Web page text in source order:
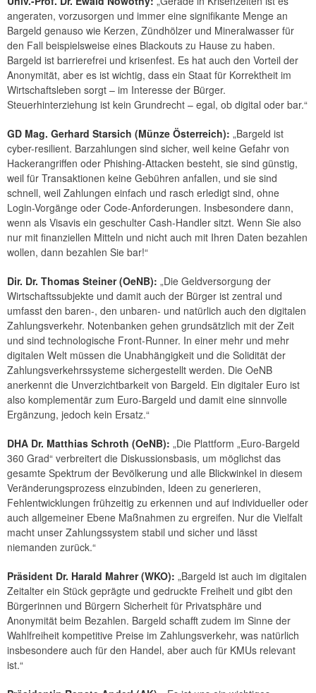
angeraten, vorzusorgen und immer eine signifikante Menge an
Bargeld genauso wie Kerzen, Zündhölzer und Mineralwasser für
den Fall beispielsweise eines Blackouts zu Hause zu haben.
Bargeld ist barrierefrei und krisenfest. Es hat auch den Vorteil der
Anonymität, aber es ist wichtig, dass ein Staat für Korrektheit im
Wirtschaftsleben sorgt – im Interesse der Bürger.
Steuerhinterziehung ist kein Grundrecht – egal, ob digital oder bar.“
GD Mag. Gerhard Starsich (Münze Österreich): „Bargeld ist
cyber-resilient. Barzahlungen sind sicher, weil keine Gefahr von
Hackerangriffen oder Phishing-Attacken besteht, sie sind günstig,
weil für Transaktionen keine Gebühren anfallen, und sie sind
schnell, weil Zahlungen einfach und rasch erledigt sind, ohne
Login-Vorgänge oder Code-Anforderungen. Insbesondere dann,
wenn als Visavis ein geschulter Cash-Handler sitzt. Wenn Sie also
nur mit finanziellen Mitteln und nicht auch mit Ihren Daten bezahlen
wollen, dann bezahlen Sie bar!“
Dir. Dr. Thomas Steiner (OeNB): „Die Geldversorgung der
Wirtschaftssubjekte und damit auch der Bürger ist zentral und
umfasst den baren-, den unbaren- und natürlich auch den digitalen
Zahlungsverkehr. Notenbanken gehen grundsätzlich mit der Zeit
und sind technologische Front-Runner. In einer mehr und mehr
digitalen Welt müssen die Unabhängigkeit und die Solidität der
Zahlungsverkehrssysteme sichergestellt werden. Die OeNB
anerkennt die Unverzichtbarkeit von Bargeld. Ein digitaler Euro ist
also komplementär zum Euro-Bargeld und damit eine sinnvolle
Ergänzung, jedoch kein Ersatz.“
DHA Dr. Matthias Schroth (OeNB): „Die Plattform „Euro-Bargeld
360 Grad“ verbreitert die Diskussionsbasis, um möglichst das
gesamte Spektrum der Bevölkerung und alle Blickwinkel in diesem
Veränderungsprozess einzubinden, Ideen zu generieren,
Fehlentwicklungen frühzeitig zu erkennen und auf individueller oder
auch allgemeiner Ebene Maßnahmen zu ergreifen. Nur die Vielfalt
macht unser Zahlungssystem stabil und sicher und lässt
niemanden zurück.“
Präsident Dr. Harald Mahrer (WKO): „Bargeld ist auch im digitalen
Zeitalter ein Stück geprägte und gedruckte Freiheit und gibt den
Bürgerinnen und Bürgern Sicherheit für Privatsphäre und
Anonymität beim Bezahlen. Bargeld schafft zudem im Sinne der
Wahlfreiheit kompetitive Preise im Zahlungsverkehr, was natürlich
insbesondere auch für den Handel, aber auch für KMUs relevant
ist.“